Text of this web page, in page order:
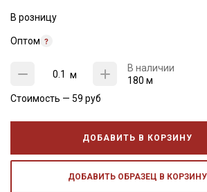
В розницу
Оптом
м
В наличии
180 м
Стоимость — 59 руб
ДОБАВИТЬ В КОРЗИНУ
ДОБАВИТЬ ОБРАЗЕЦ В КОРЗИНУ